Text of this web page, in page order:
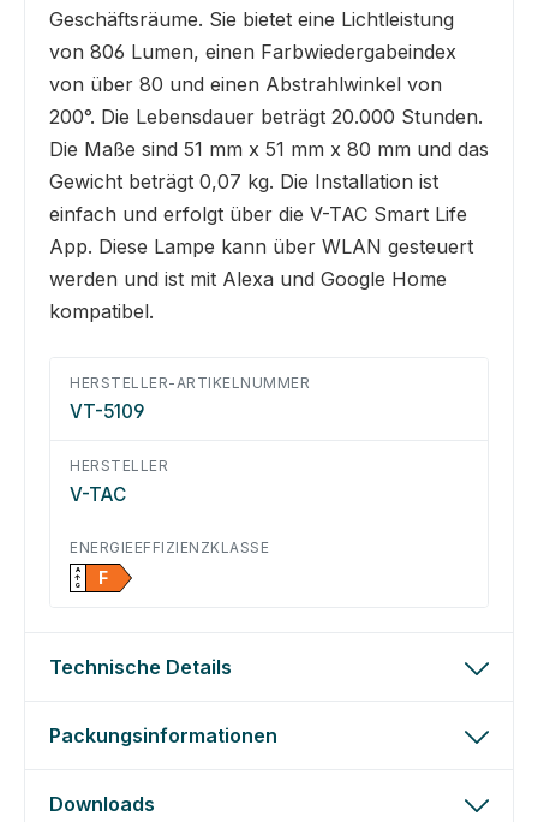
Geschäftsräume. Sie bietet eine Lichtleistung
von 806 Lumen, einen Farbwiedergabeindex
von über 80 und einen Abstrahlwinkel von
200°. Die Lebensdauer beträgt 20.000 Stunden.
Die Maße sind 51 mm x 51 mm x 80 mm und das
Gewicht beträgt 0,07 kg. Die Installation ist
einfach und erfolgt über die V-TAC Smart Life
App. Diese Lampe kann über WLAN gesteuert
werden und ist mit Alexa und Google Home
kompatibel.
HERSTELLER-ARTIKELNUMMER
VT-5109
HERSTELLER
V-TAC
ENERGIEEFFIZIENZKLASSE
A
↑
G F
Technische Details
Packungsinformationen
Downloads